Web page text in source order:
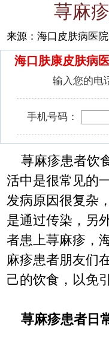
荨麻
来源：海口皮肤病医院
海口肤康皮肤病
输入您的电
手机号码：
荨麻疹患者饮
活中是很常见的
发病原因很复杂
是通过传染，另
者患上荨麻疹，
麻疹患者朋友们
己的饮食，以免
荨麻疹患者日